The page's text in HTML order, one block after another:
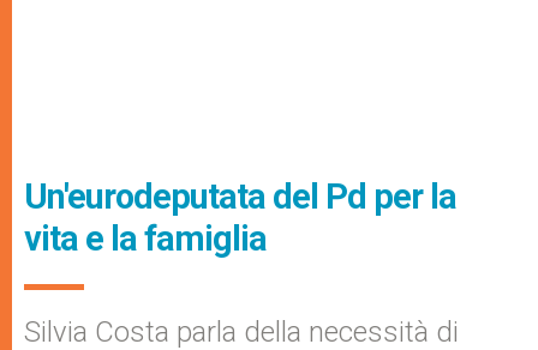
Un'eurodeputata del Pd per la
vita e la famiglia
Silvia Costa parla della necessità di